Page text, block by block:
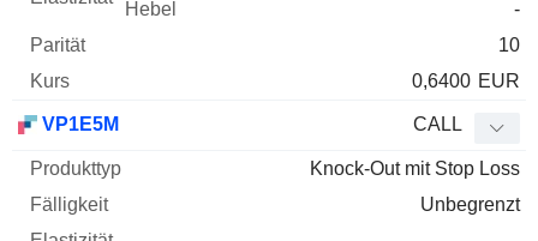
-
10
0,6400 EUR
VP1E5M CALL
Knock-Out mit Stop Loss
Unbegrenzt